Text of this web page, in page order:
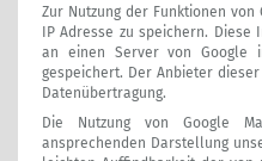
Zur Nutzung der Funktionen
IP Adresse zu speichern.
an einen Server von Google
gespeichert. Der Anbieter
Datenübertragung.
Die Nutzung von Google
ansprechenden Darstellung